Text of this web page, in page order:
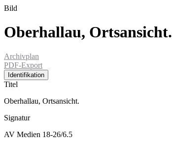
Bild
Oberhallau, Ortsansicht.
Archivplan
PDF-Export
Identifikation
Titel
Oberhallau, Ortsansicht.
Signatur
AV Medien 18-26/6.5